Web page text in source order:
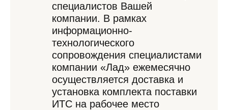
специалистов Вашей
компании. В рамках
информационно-
технологического
сопровождения специалистами
компании «Лад» ежемесячно
осуществляется доставка и
установка комплекта поставки
ИТС на рабочее место